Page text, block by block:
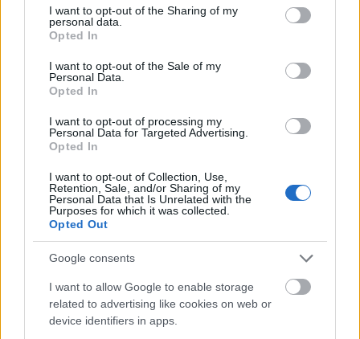
not limited to your visit or usage behaviour. You may click to
grant or deny consent to Google and its third-party tags to
use your data for below specified purposes in below Google
consent section.
I want to opt-out of the Sharing of my
personal data.
Opted In
I want to opt-out of the Sale of my
Personal Data.
Opted In
I want to opt-out of processing my
Personal Data for Targeted Advertising.
Opted In
I want to opt-out of Collection, Use,
Retention, Sale, and/or Sharing of my
Personal Data that Is Unrelated with the
Purposes for which it was collected.
Opted Out
Google consents
I want to allow Google to enable storage
related to advertising like cookies on web or
device identifiers in apps.
Καταλήγοντας, η ΓΣΕΒΕΕ καλεί τους αρμόδιους
φορείς σε δημόσιο διάλογο για τον σχεδιασμό
της επόμενης προγραμματικής περιόδου,
ζητώντας τη διαμόρφωση όρων που θα
διασφαλίζουν τη συμμετοχή του συνόλου της
οικονομίας στα χρηματοδοτικά εργαλεία και στους